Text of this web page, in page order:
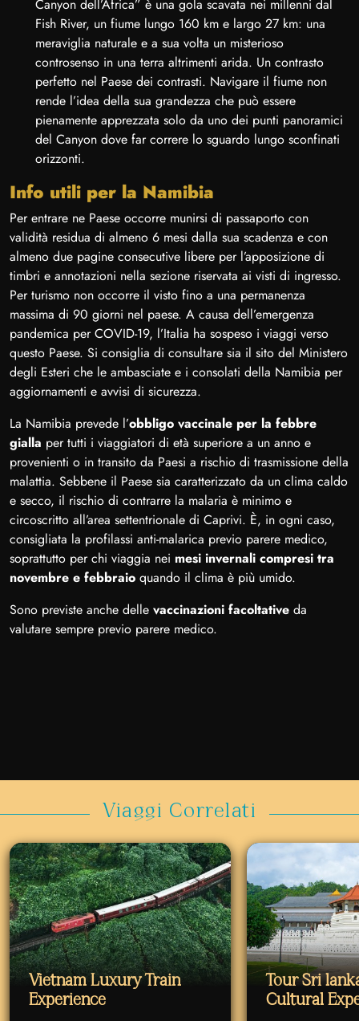
Canyon dell’Africa” è una gola scavata nei millenni dal
Fish River, un fiume lungo 160 km e largo 27 km: una
meraviglia naturale e a sua volta un misterioso
controsenso in una terra altrimenti arida. Un contrasto
perfetto nel Paese dei contrasti. Navigare il fiume non
rende l’idea della sua grandezza che può essere
pienamente apprezzata solo da uno dei punti panoramici
del Canyon dove far correre lo sguardo lungo sconfinati
orizzonti.
Info utili per la Namibia
Per entrare ne Paese occorre munirsi di passaporto con
validità residua di almeno 6 mesi dalla sua scadenza e con
almeno due pagine consecutive libere per l’apposizione di
timbri e annotazioni nella sezione riservata ai visti di ingresso.
Per turismo non occorre il visto fino a una permanenza
massima di 90 giorni nel paese. A causa dell’emergenza
pandemica per COVID-19, l’Italia ha sospeso i viaggi verso
questo Paese. Si consiglia di consultare sia il sito del Ministero
degli Esteri che le ambasciate e i consolati della Namibia per
aggiornamenti e avvisi di sicurezza.
La Namibia prevede l’obbligo vaccinale per la febbre
gialla per tutti i viaggiatori di età superiore a un anno e
provenienti o in transito da Paesi a rischio di trasmissione della
malattia. Sebbene il Paese sia caratterizzato da un clima caldo
e secco, il rischio di contrarre la malaria è minimo e
circoscritto all’area settentrionale di Caprivi. È, in ogni caso,
consigliata la profilassi anti-malarica previo parere medico,
soprattutto per chi viaggia nei mesi invernali compresi tra
novembre e febbraio quando il clima è più umido.
Sono previste anche delle vaccinazioni facoltative da
valutare sempre previo parere medico.
Viaggi Correlati
Vietnam Luxury Train
Experience
Tour Sri
Cultural